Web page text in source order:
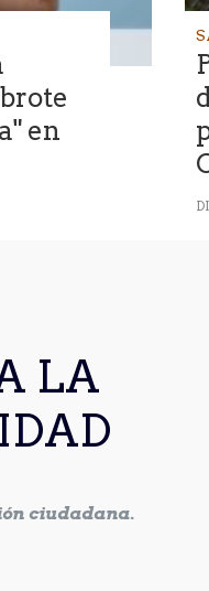
en
LA
ciudadana.